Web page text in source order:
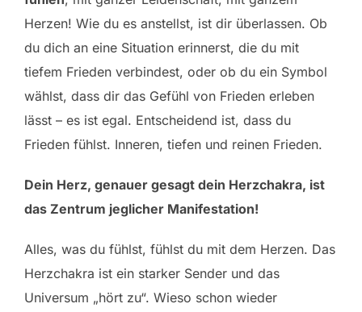
Herzen! Wie du es anstellst, ist dir überlassen. Ob
du dich an eine Situation erinnerst, die du mit
tiefem Frieden verbindest, oder ob du ein Symbol
wählst, dass dir das Gefühl von Frieden erleben
lässt – es ist egal. Entscheidend ist, dass du
Frieden fühlst. Inneren, tiefen und reinen Frieden.
Dein Herz, genauer gesagt dein Herzchakra, ist
das Zentrum jeglicher Manifestation!
Alles, was du fühlst, fühlst du mit dem Herzen. Das
Herzchakra ist ein starker Sender und das
Universum „hört zu“. Wieso schon wieder